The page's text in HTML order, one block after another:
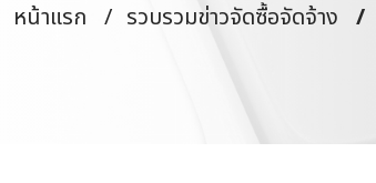
หน้าแรก รวบรวมข่าวจัดซื้อจัดจ้าง